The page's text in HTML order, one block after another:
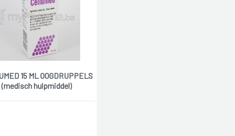
15 ML OOGDRUPPELS
(medisch hulpmiddel)